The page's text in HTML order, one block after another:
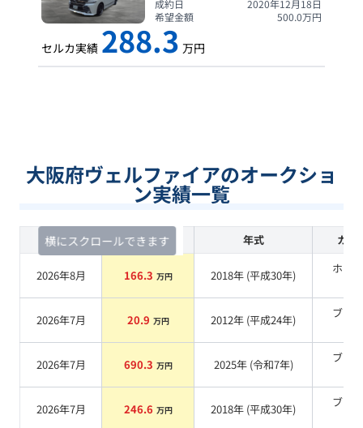
成約日
2020年12月18日
希望金額
500.0万円
セルカ実績 288.3 万円
大阪府ヴェルファイアのオークショ
ン実績一覧
横にスクロールできます
査定時期 セルカ実績 年式 カラ
2026年8月 166.3 万円 2018年 (平成30年)
ホワ
2026年7月 20.9 万円 2012年 (平成24年)
ブラ
2026年7月 690.3 万円 2025年 (令和7年)
ブラ
2026年7月 246.6 万円 2018年 (平成30年)
ブラ